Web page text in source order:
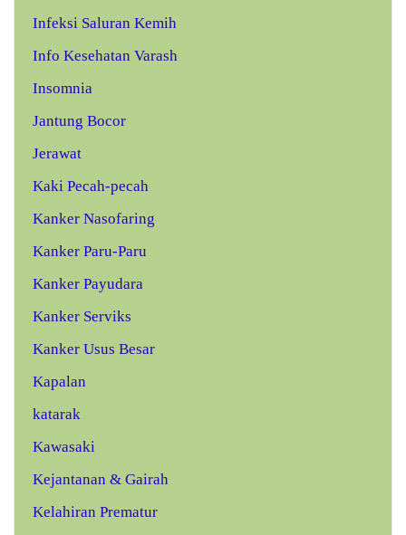
Infeksi Saluran Kemih
Info Kesehatan Varash
Insomnia
Jantung Bocor
Jerawat
Kaki Pecah-pecah
Kanker Nasofaring
Kanker Paru-Paru
Kanker Payudara
Kanker Serviks
Kanker Usus Besar
Kapalan
katarak
Kawasaki
Kejantanan & Gairah
Kelahiran Prematur